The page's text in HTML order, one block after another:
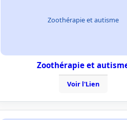
Zoothérapie et autisme
Zoothérapie et
Voir l'Lien